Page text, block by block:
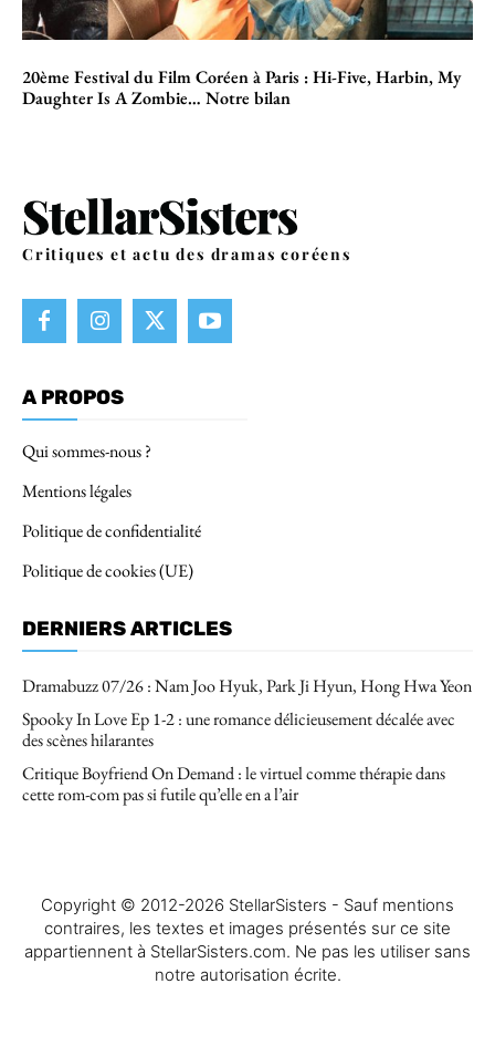
20ème Festival du Film Coréen à Paris : Hi-Five, Harbin, My
Daughter Is A Zombie… Notre bilan
Critiques et actu des dramas coréens
A PROPOS
Qui sommes-nous ?
Mentions légales
Politique de confidentialité
Politique de cookies (UE)
DERNIERS ARTICLES
Dramabuzz 07/26 : Nam Joo Hyuk, Park Ji Hyun, Hong Hwa Yeon
Spooky In Love Ep 1-2 : une romance délicieusement décalée avec
des scènes hilarantes
Critique Boyfriend On Demand : le virtuel comme thérapie dans
cette rom-com pas si futile qu’elle en a l’air
Copyright © 2012-2026 StellarSisters - Sauf mentions
contraires, les textes et images présentés sur ce site
appartiennent à StellarSisters.com. Ne pas les utiliser sans
notre autorisation écrite.